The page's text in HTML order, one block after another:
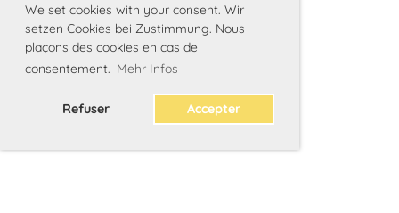
We set cookies with your consent. Wir
setzen Cookies bei Zustimmung. Nous
plaçons des cookies en cas de
consentement. Mehr Infos
Refuser Accepter